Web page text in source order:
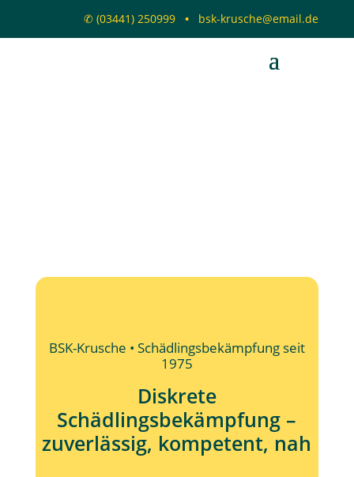
✆(03441) 250999 • bsk-krusche@email.de
BSK-Krusche • Schädlingsbekämpfung seit
1975
Diskrete
Schädlingsbekämpfung –
zuverlässig, kompetent, nah